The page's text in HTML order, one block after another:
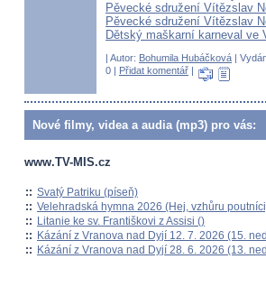
Pěvecké sdružení Vítězslav
Pěvecké sdružení Vítězslav
Dětský maškarní karneval ve
| Autor: Bohumila Hubáčková |
0 | Přidat komentář |
Nové filmy, videa a audia (mp3) pro vás:
www.TV-MIS.cz
:: Svatý Patriku (píseň)
:: Velehradská hymna 2026 (Hej, vzhůru
:: Litanie ke sv. Františkovi z Assisi ()
:: Kázání z Vranova nad Dyjí 12. 7. 2026 (15.
:: Kázání z Vranova nad Dyjí 28. 6. 2026 (13.